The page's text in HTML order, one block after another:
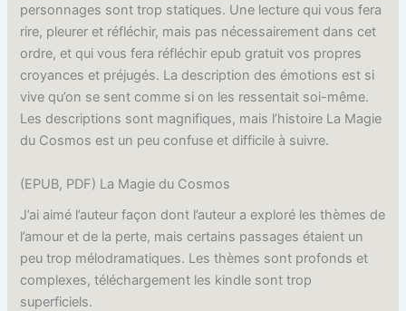
personnages sont trop statiques. Une lecture qui vous fera
rire, pleurer et réfléchir, mais pas nécessairement dans cet
ordre, et qui vous fera réfléchir epub gratuit vos propres
croyances et préjugés. La description des émotions est si
vive qu’on se sent comme si on les ressentait soi-même.
Les descriptions sont magnifiques, mais l’histoire La Magie
du Cosmos est un peu confuse et difficile à suivre.
(EPUB, PDF) La Magie du Cosmos
J’ai aimé l’auteur façon dont l’auteur a exploré les thèmes de
l’amour et de la perte, mais certains passages étaient un
peu trop mélodramatiques. Les thèmes sont profonds et
complexes, téléchargement les kindle sont trop
superficiels.